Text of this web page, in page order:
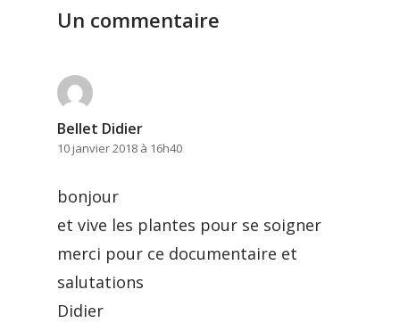
Un commentaire
Bellet Didier
10 janvier 2018 à 16h40
bonjour
et vive les plantes pour se soigner
merci pour ce documentaire et
salutations
Didier